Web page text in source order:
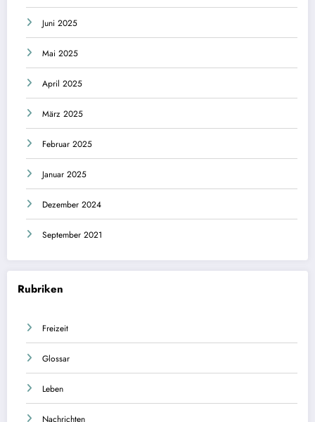
Juni 2025
Mai 2025
April 2025
März 2025
Februar 2025
Januar 2025
Dezember 2024
September 2021
Rubriken
Freizeit
Glossar
Leben
Nachrichten